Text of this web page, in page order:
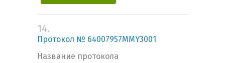
14.
Протокол № 64007957MMY3001
Название протокола